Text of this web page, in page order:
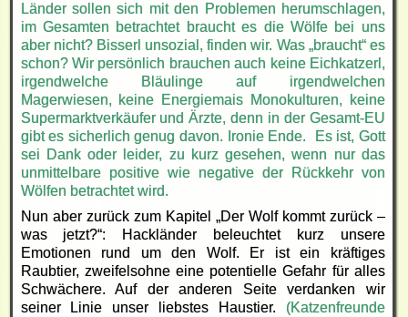
Länder sollen sich mit den Problemen herumschlagen,
im Gesamten betrachtet braucht es die Wölfe bei uns
aber nicht? Bisserl unsozial, finden wir. Was „braucht“ es
schon? Wir persönlich brauchen auch keine Eichkatzerl,
irgendwelche Bläulinge auf irgendwelchen
Magerwiesen, keine Energiemais Monokulturen, keine
Supermarktverkäufer und Ärzte, denn in der Gesamt-EU
gibt es sicherlich genug davon. Ironie Ende. Es ist, Gott
sei Dank oder leider, zu kurz gesehen, wenn nur das
unmittelbare positive wie negative der Rückkehr von
Wölfen betrachtet wird.
Nun aber zurück zum Kapitel „Der Wolf kommt zurück –
was jetzt?“: Hackländer beleuchtet kurz unsere
Emotionen rund um den Wolf. Er ist ein kräftiges
Raubtier, zweifelsohne eine potentielle Gefahr für alles
Schwächere. Auf der anderen Seite verdanken wir
seiner Linie unser liebstes Haustier. (Katzenfreunde